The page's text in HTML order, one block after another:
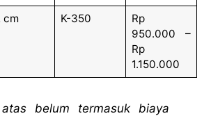
cm K-350
Rp
950.000 –
Rp
1.150.000
belum termasuk biaya